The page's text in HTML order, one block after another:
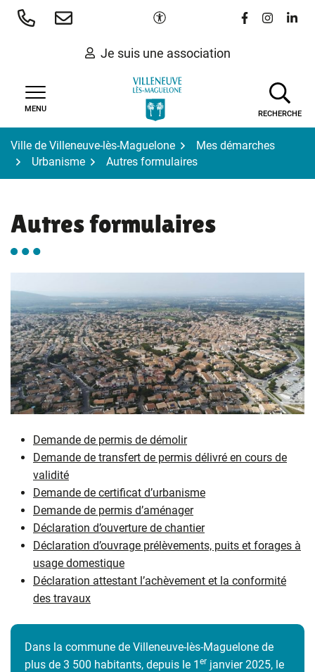
Aller
Paramètres d'accessibilité
Lien vers le
Lien vers
Lien
Je suis une association
MENU
RECHERCHE
Ville de Villeneuve-lès-Maguelone
Mes démarches
Urbanisme
Autres formulaires
Autres formulaires
Demande de permis de démolir
Demande de transfert de permis délivré en cours de
validité
Demande de certificat d’urbanisme
Demande de permis d’aménager
Déclaration d’ouverture de chantier
Déclaration d’ouvrage prélèvements, puits et forages à
usage domestique
Déclaration attestant l’achèvement et la conformité
des travaux
Dans la commune de Villeneuve-lès-Maguelone de
plus de 3 500 habitants, depuis le 1 er janvier 2025, le